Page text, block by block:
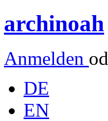
archinoah
Anmelden
DE
EN